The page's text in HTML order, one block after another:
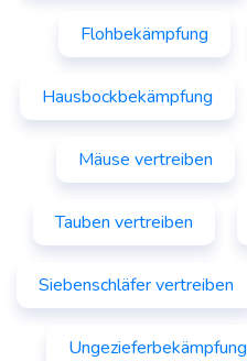
Flohbekämpfung
Hausbockbekämpfung
Mäuse vertreiben
Tauben vertreiben
Siebenschläfer vertreiben
Ungezieferbekämpfung